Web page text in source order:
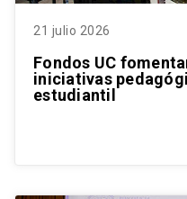
21 julio 2026
Fondos UC
iniciativas
estudiantil